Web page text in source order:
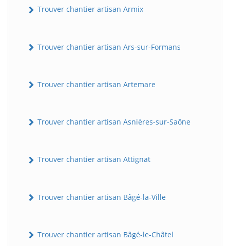
Trouver chantier artisan Armix
Trouver chantier artisan Ars-sur-Formans
Trouver chantier artisan Artemare
Trouver chantier artisan Asnières-sur-Saône
Trouver chantier artisan Attignat
Trouver chantier artisan Bâgé-la-Ville
Trouver chantier artisan Bâgé-le-Châtel